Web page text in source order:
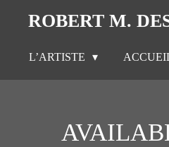
Passer
ROBERT M.
L’ARTISTE